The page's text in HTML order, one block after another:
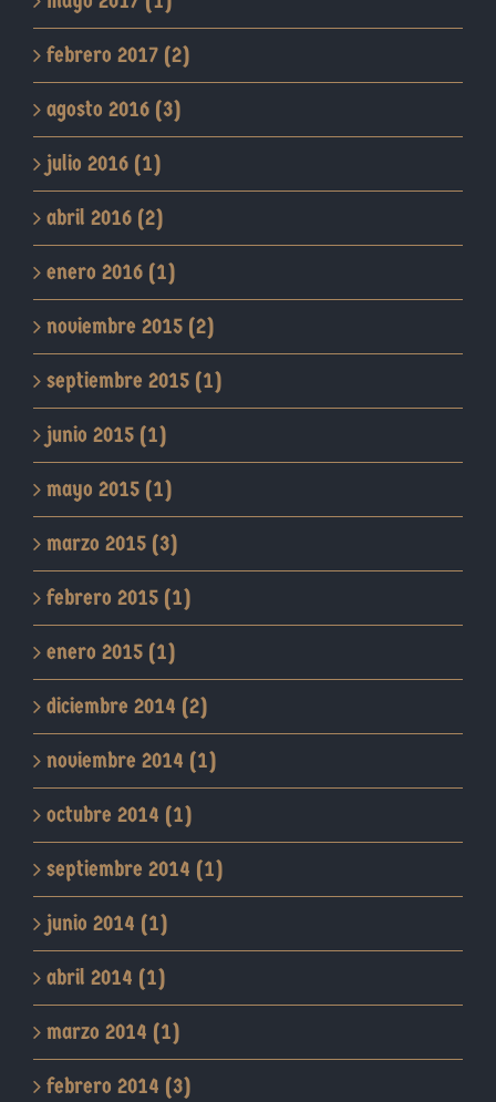
febrero 2017 (2)
agosto 2016 (3)
julio 2016 (1)
abril 2016 (2)
enero 2016 (1)
noviembre 2015 (2)
septiembre 2015 (1)
junio 2015 (1)
mayo 2015 (1)
marzo 2015 (3)
febrero 2015 (1)
enero 2015 (1)
diciembre 2014 (2)
noviembre 2014 (1)
octubre 2014 (1)
septiembre 2014 (1)
junio 2014 (1)
abril 2014 (1)
marzo 2014 (1)
febrero 2014 (3)